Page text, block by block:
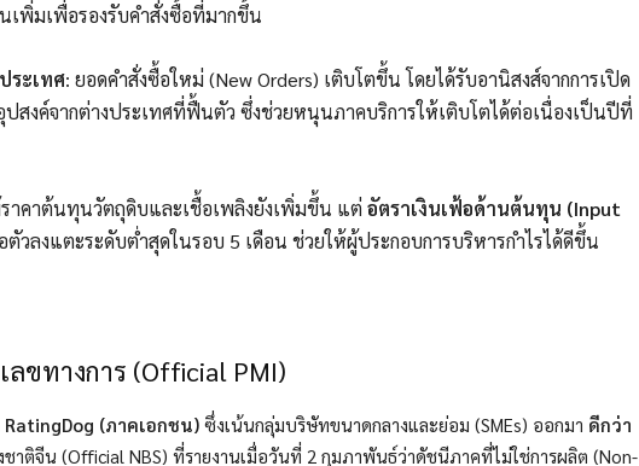
เพิ่มเพื่อรองรับคำสั่งซื้อที่มากขึ้น
ระเทศ: ยอดคำสั่งซื้อใหม่ (New Orders) เติบโตขึ้น โดยได้รับอานิสงส์จากการเปิด
งค์จากต่างประเทศที่ฟื้นตัว ซึ่งช่วยหนุนภาคบริการให้เติบโตได้ต่อเนื่องเป็นปีที่
าคาต้นทุนวัตถุดิบและเชื้อเพลิงยังเพิ่มขึ้น แต่ อัตราเงินเฟ้อด้านต้นทุน (Input
ตัวลงแตะระดับต่ำสุดในรอบ 5 เดือน ช่วยให้ผู้ประกอบการบริหารกำไรได้ดีขึ้น
ขทางการ (Official PMI)
RatingDog (ภาคเอกชน) ซึ่งเน้นกลุ่มบริษัทขนาดกลางและย่อม (SMEs) ออกมา ดีกว่า
าติจีน (Official NBS) ที่รายงานเมื่อวันที่ 2 กุมภาพันธ์ว่าดัชนีภาคที่ไม่ใช่การผลิต (Non-